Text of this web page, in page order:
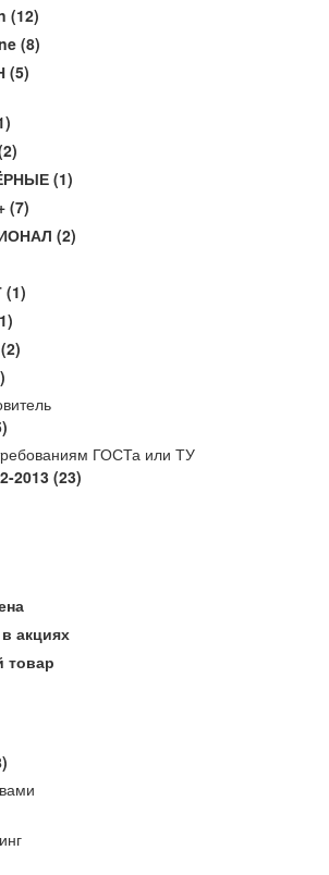
(12)
(8)
(5)
(1)
(7)
(2)
(1)
(2)
ГОСТа или ТУ
2013 (23)
акциях
товар